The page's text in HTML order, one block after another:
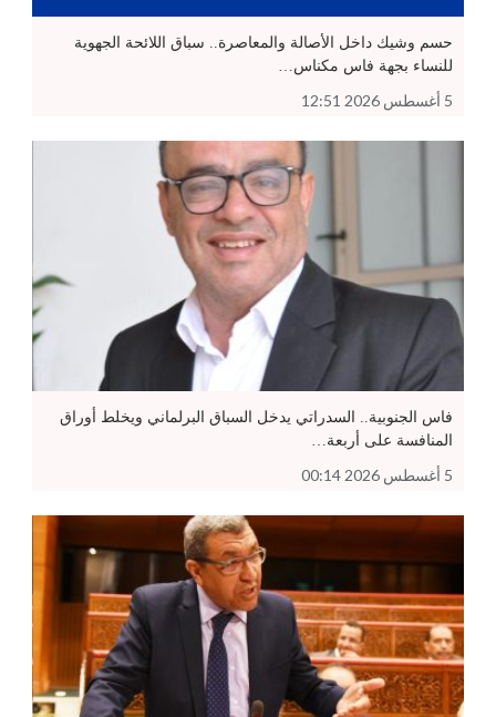
حسم وشيك داخل الأصالة والمعاصرة.. سباق اللائحة الجهوية
للنساء بجهة فاس مكناس…
5 أغسطس 2026 12:51
فاس الجنوبية.. السدراتي يدخل السباق البرلماني ويخلط أوراق
المنافسة على أربعة…
5 أغسطس 2026 00:14